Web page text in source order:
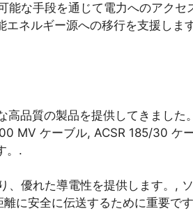
な手段を通じて電力へのアク
ネルギー源への移行を支援し
品質の製品を提供してきまし
MV ケーブル, ACSR 185/30 ケ
。.
優れた導電性を提供します。,
安全に伝送するために重要で